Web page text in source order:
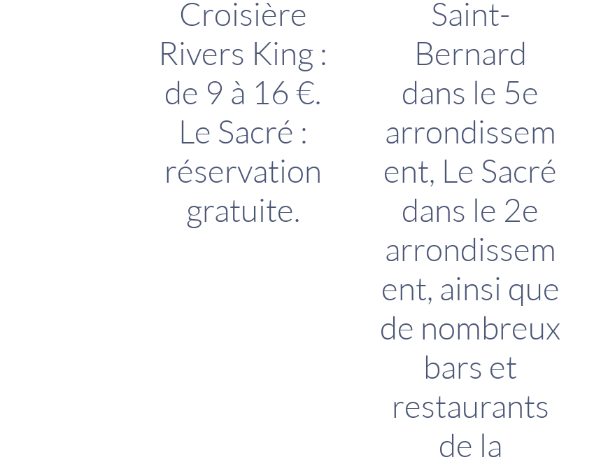
Croisière
Rivers King :
de 9 à 16 €.
Le Sacré :
réservation
gratuite.
Saint-
Bernard
dans le 5e
arrondissem
ent, Le Sacré
dans le 2e
arrondissem
ent, ainsi que
de nombreux
bars et
restaurants
de la